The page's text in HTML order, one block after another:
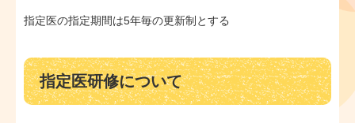
指定医の指定期間は5年毎の更新制とする
指定医研修について